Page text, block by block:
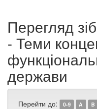
Перегляд
- Теми
держави
Перейти до: 0-9 A B